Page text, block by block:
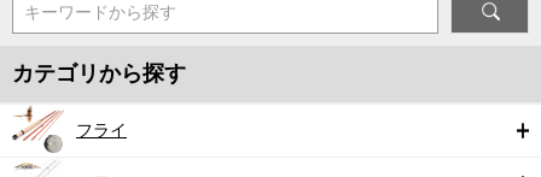
キーワードから探す
カテゴリから探す
フライ